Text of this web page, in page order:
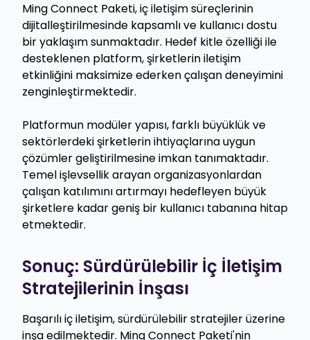
Ming Connect Paketi, iç iletişim süreçlerinin
dijitalleştirilmesinde kapsamlı ve kullanıcı dostu
bir yaklaşım sunmaktadır. Hedef kitle özelliği ile
desteklenen platform, şirketlerin iletişim
etkinliğini maksimize ederken çalışan deneyimini
zenginleştirmektedir.
Platformun modüler yapısı, farklı büyüklük ve
sektörlerdeki şirketlerin ihtiyaçlarına uygun
çözümler geliştirilmesine imkan tanımaktadır.
Temel işlevsellik arayan organizasyonlardan
çalışan katılımını artırmayı hedefleyen büyük
şirketlere kadar geniş bir kullanıcı tabanına hitap
etmektedir.
Sonuç: Sürdürülebilir İç İletişim
Stratejilerinin İnşası
Başarılı iç iletişim, sürdürülebilir stratejiler üzerine
inşa edilmektedir. Ming Connect Paketi'nin